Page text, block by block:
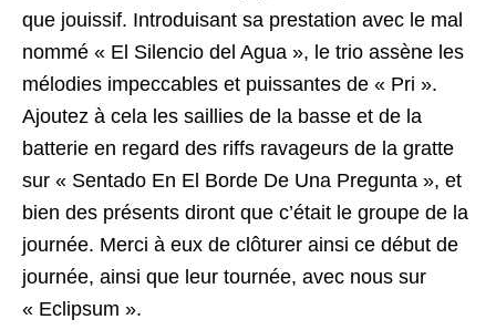
que jouissif. Introduisant sa prestation avec le mal
nommé « El Silencio del Agua », le trio assène les
mélodies impeccables et puissantes de « Pri ».
Ajoutez à cela les saillies de la basse et de la
batterie en regard des riffs ravageurs de la gratte
sur « Sentado En El Borde De Una Pregunta », et
bien des présents diront que c’était le groupe de la
journée. Merci à eux de clôturer ainsi ce début de
journée, ainsi que leur tournée, avec nous sur
« Eclipsum ».